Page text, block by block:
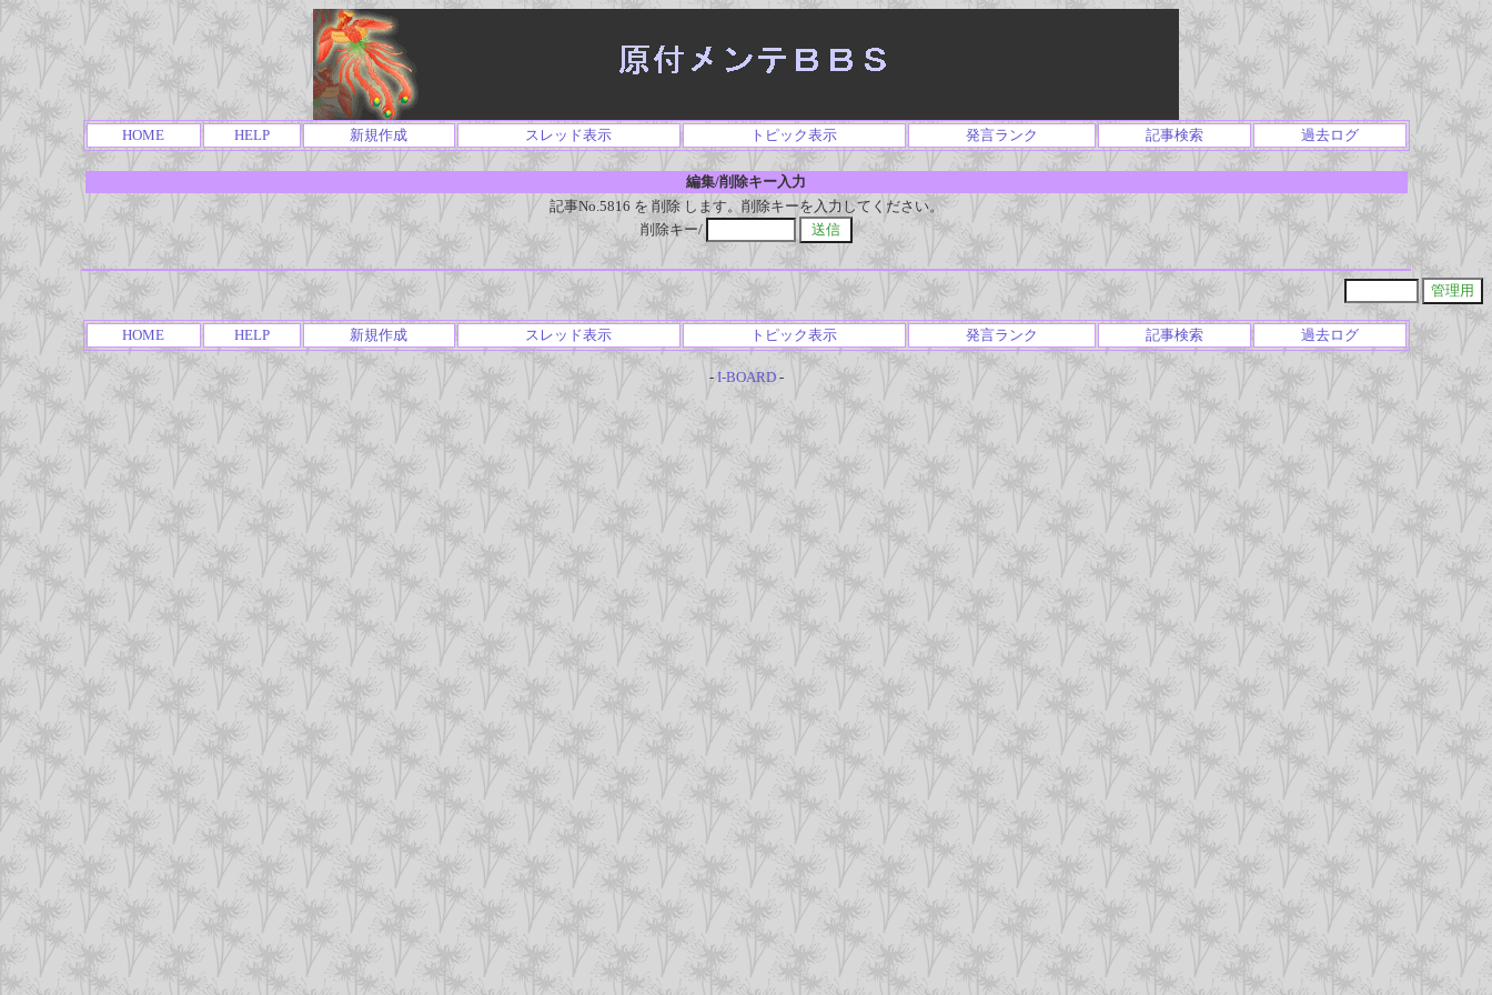
HOME HELP 新規作成 スレッド表示 トピック表示 発言ランク 記事検索 過去ログ
編集/削除キー入力
記事No.5816 を 削除 します。削除キーを入力してください。
削除キー/
HOME HELP 新規作成 スレッド表示 トピック表示 発言ランク 記事検索 過去ログ
- I-BOARD-